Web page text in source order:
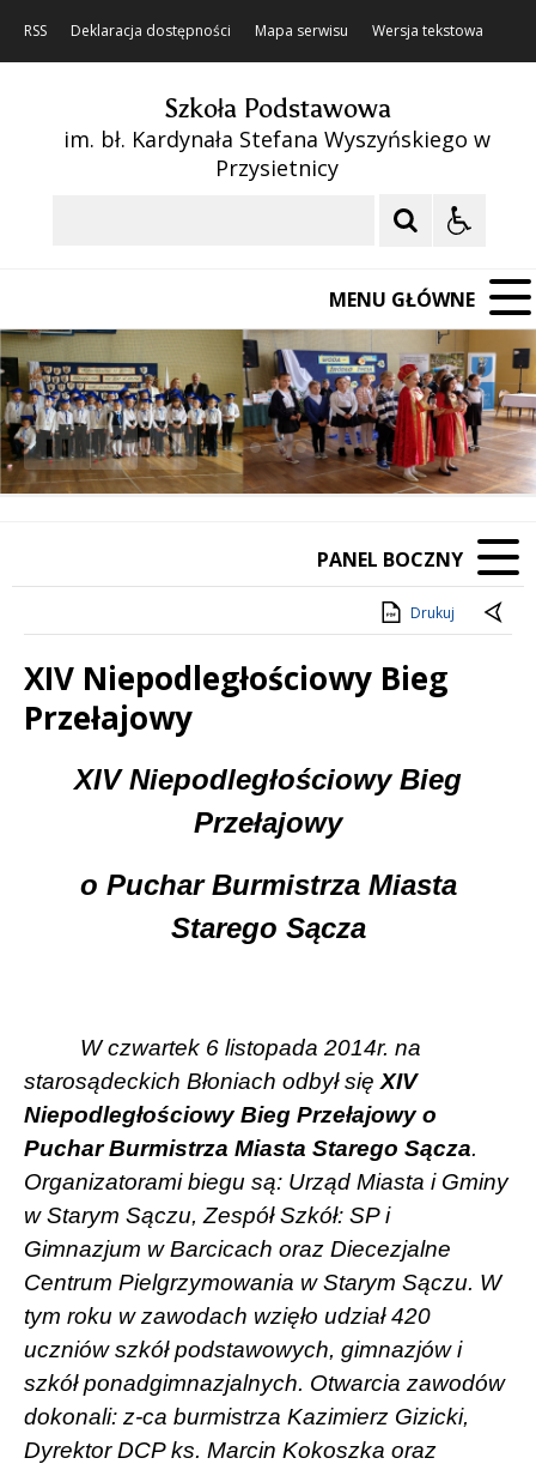
RSS Deklaracja dostępności Mapa serwisu Wersja tekstowa
Szkoła Podstawowa
im. bł. Kardynała Stefana Wyszyńskiego w
Przysietnicy
MENU GŁÓWNE
Poprzedni Element
Następny Element
❚❚
PANEL BOCZNY
Drukuj
XIV Niepodległościowy Bieg
Przełajowy
TreśćXIV Niepodległościowy Bieg
Przełajowy
o Puchar Burmistrza Miasta
Starego Sącza
W czwartek 6 listopada 2014r. na
starosądeckich Błoniach odbył się XIV
Niepodległościowy Bieg Przełajowy o
Puchar Burmistrza Miasta Starego Sącza.
Organizatorami biegu są: Urząd Miasta i Gminy
w Starym Sączu, Zespół Szkół: SP i
Gimnazjum w Barcicach oraz Diecezjalne
Centrum Pielgrzymowania w Starym Sączu. W
tym roku w zawodach wzięło udział 420
uczniów szkół podstawowych, gimnazjów i
szkół ponadgimnazjalnych. Otwarcia zawodów
dokonali: z-ca burmistrza Kazimierz Gizicki,
Dyrektor DCP ks. Marcin Kokoszka oraz